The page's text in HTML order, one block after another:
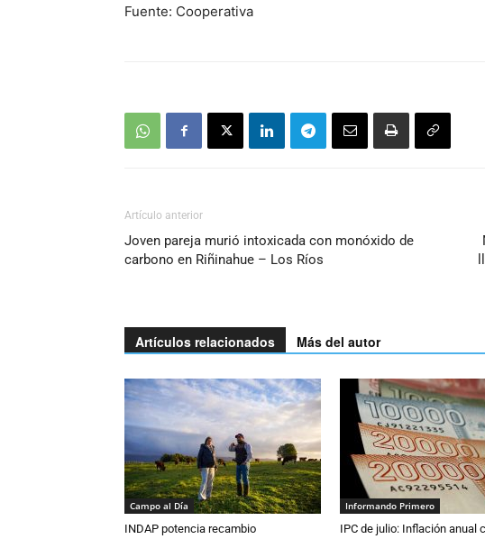
Fuente: Cooperativa
Artículo anterior
Joven pareja murió intoxicada con monóxido de
carbono en Riñinahue – Los Ríos
Artículos relacionados Más del autor
Campo al Día
INDAP potencia recambio
Informando Primero
IPC de julio: Inflación anual